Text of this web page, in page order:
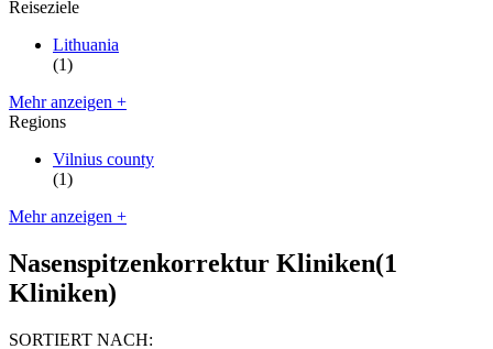
Reiseziele
Lithuania
(1)
Mehr anzeigen +
Regions
Vilnius county
(1)
Mehr anzeigen +
Nasenspitzenkorrektur Kliniken(1
Kliniken)
SORTIERT NACH: